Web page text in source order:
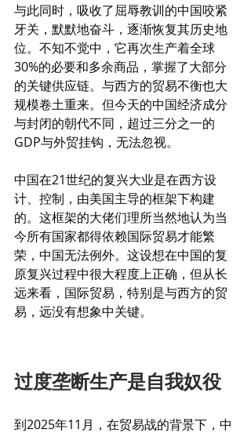
与此同时，吸收了屈辱教训的中国咬紧
牙关，默默地奋斗，逐渐恢复其历史地
位。不知不觉中，它再次生产着全球
30%的必要和多余商品，掌握了大部分
的关键供应链。与西方的贸易不衡也大
规模卷土重来。但今天的中国经济成分
与封闭的朝代不同，超过三分之一的
GDP与外贸挂钩，无法忽视。
中国在21世纪的复兴大业是在西方设
计、控制，由美国主导的框架下构建
的。这框架的大佬们理所当然地认为当
今所有国家都得依赖国际贸易才能繁
荣，中国无法例外。这设想在中国的复
原复兴过程中很大程度上正确，但从长
远来看，国际贸易，特别是与西方的贸
易，远没有想象中关键。
过度垄断生产是自我奴役
到2025年11月，在贸易战的背景下，中